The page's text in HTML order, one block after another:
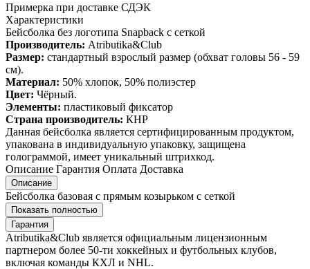
Примерка при доставке СДЭК
Характеристики
Бейсболка без логотипа Snapback с сеткой
Производитель: Atributika&Club
Размер: стандартный взрослый размер (обхват головы 56 - 59
см).
Материал: 50% хлопок, 50% полиэстер
Цвет: Чёрный.
Элементы: пластиковый фиксатор
Страна производитель: КНР
Данная бейсболка является сертифицированным продуктом,
упакована в индивидуальную упаковку, защищена
голограммой, имеет уникальный штрихкод.
Описание Гарантия Оплата Доставка
Описание
Бейсболка базовая с прямым козырьком с сеткой
Показать полностью
Гарантия
Atributika&Club является официальным лицензионным
партнером более 50-ти хоккейных и футбольных клубов,
включая команды КХЛ и NHL.